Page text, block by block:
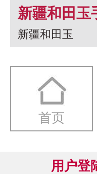
新疆和田玉
串 龙生九子
新疆和田玉
首页
用户登